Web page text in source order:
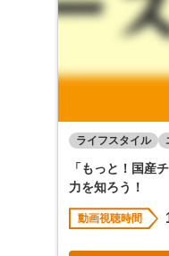
ライフスタイル
「もっと！国産
力を知ろう！
動画視聴時間